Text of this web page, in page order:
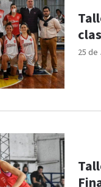
25 de